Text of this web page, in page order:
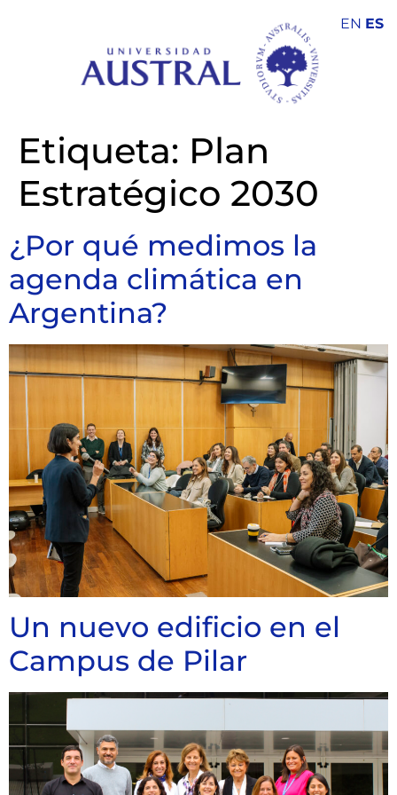
Etiqueta: Plan
Estratégico 2030
¿Por qué medimos la
agenda climática en
Argentina?
Un nuevo edificio en el
Campus de Pilar
EN ES